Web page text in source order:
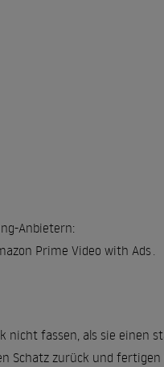
Anbietern:
Prime Video with Ads.
nicht fassen, als sie einen
Schatz zurück und